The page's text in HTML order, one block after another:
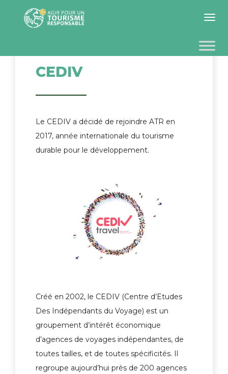
Toggle
CEDIV
Le CEDIV a décidé de rejoindre ATR en
2017, année internationale du tourisme
durable pour le développement.
Créé en 2002, le CEDIV (Centre d’Etudes
Des Indépendants du Voyage) est un
groupement d’intérêt économique
d’agences de voyages indépendantes, de
toutes tailles, et de toutes spécificités. Il
regroupe aujourd’hui près de 200 agences